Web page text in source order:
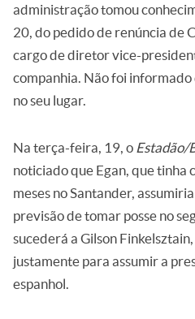
administração tomou
20, do pedido de renúncia de
cargo de diretor vice-
companhia. Não foi informado
no seu lugar.
Na terça-feira, 19, o Estadão/
noticiado que Egan, que tinha
meses no Santander,
previsão de tomar posse no
sucederá a Gilson
justamente para assumir a
espanhol.